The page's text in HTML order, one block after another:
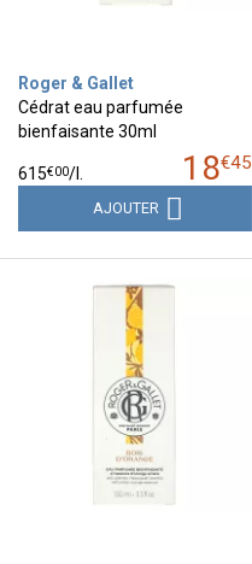
Roger & Gallet
Cédrat eau parfumée
bienfaisante 30ml
18€45
615€00/
AJOUTER